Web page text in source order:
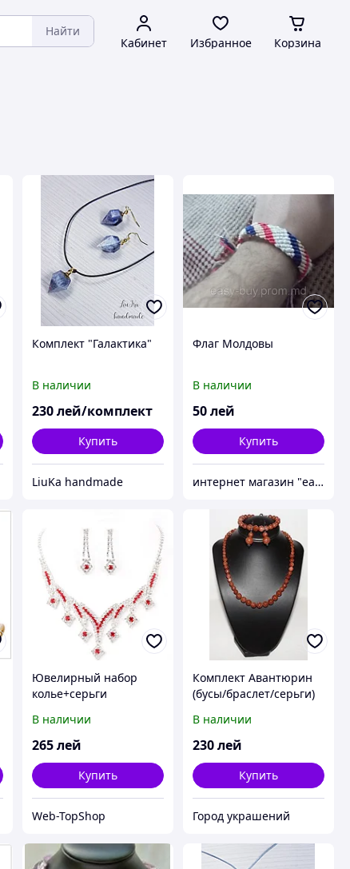
Найти
Кабинет Избранное Корзина
Комплект "Галактика"
В наличии
230 лей/комплект
Купить
LiuKa handmade
Флаг Молдовы
В наличии
50лей
Купить
интернет магазин "easy buy"
Ювелирный набор
колье+серьги
В наличии
265 лей
Купить
Web-TopShop
Комплект Авантюрин
(бусы/браслет/серьги)
В наличии
230лей
Купить
Город украшений